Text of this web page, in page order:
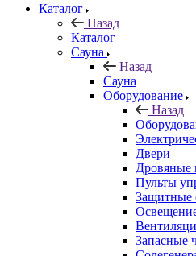
Каталог
Назад
Каталог
Сауна
Назад
Сауна
Оборудование
Назад
Двери
Дровяные
Пульты
Защитные
Запасные